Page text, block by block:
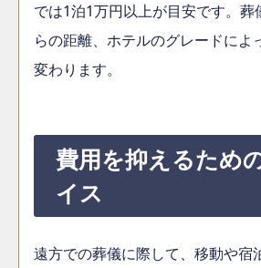
では1泊1万円以上が目安です。葬
らの距離、ホテルのグレードによ
変わります。
費用を抑えるため
イス
遠方での葬儀に際して、移動や宿